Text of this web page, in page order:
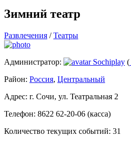
Зимний театр
Развлечения /Театры
Администратор: Sochiplay (
Район: Россия, Центральный
Адрес: г. Сочи, ул. Театральная 2
Телефон: 8622 62-20-06 (касса)
Количество текущих событий: 31